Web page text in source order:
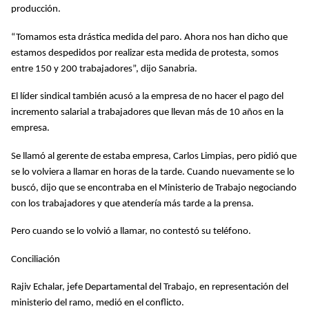
producción.
“Tomamos esta drástica medida del paro. Ahora nos han dicho que
estamos despedidos por realizar esta medida de protesta, somos
entre 150 y 200 trabajadores”, dijo Sanabria.
El líder sindical también acusó a la empresa de no hacer el pago del
incremento salarial a trabajadores que llevan más de 10 años en la
empresa.
Se llamó al gerente de estaba empresa, Carlos Limpias, pero pidió que
se lo volviera a llamar en horas de la tarde. Cuando nuevamente se lo
buscó, dijo que se encontraba en el Ministerio de Trabajo negociando
con los trabajadores y que atendería más tarde a la prensa.
Pero cuando se lo volvió a llamar, no contestó su teléfono.
Conciliación
Rajiv Echalar, jefe Departamental del Trabajo, en representación del
ministerio del ramo, medió en el conflicto.